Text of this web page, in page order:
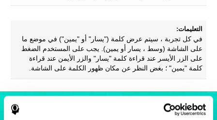
التعليمات:
في كل تجربة ، سيتم عرض كلمة ("يسار" أو "يمين") في موضع ما
على الشاشة (وسط ، يسار أو يمين). يجب على المستخدم الضغط
على الزر الأيسر عند قراءة كلمة "يسار" والزر الأيمن عند قراءة
كلمة "يمين" ؛ بغض النظر عن مكان ظهور الكلمة على الشاشة.